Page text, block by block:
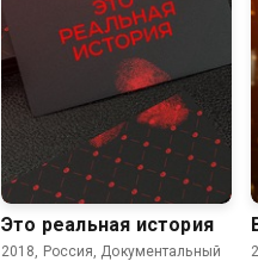
Это реальная история
2018, Россия, Документальный